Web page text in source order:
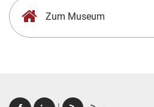
Zum Museum